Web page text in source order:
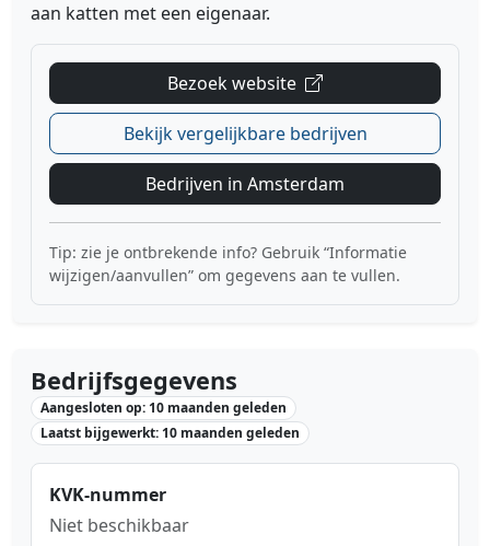
aan katten met een eigenaar.
Bezoek website
Bekijk vergelijkbare bedrijven
Bedrijven in Amsterdam
Tip: zie je ontbrekende info? Gebruik “Informatie
wijzigen/aanvullen” om gegevens aan te vullen.
Bedrijfsgegevens
Aangesloten op: 10 maanden geleden
Laatst bijgewerkt: 10 maanden geleden
KVK-nummer
Niet beschikbaar